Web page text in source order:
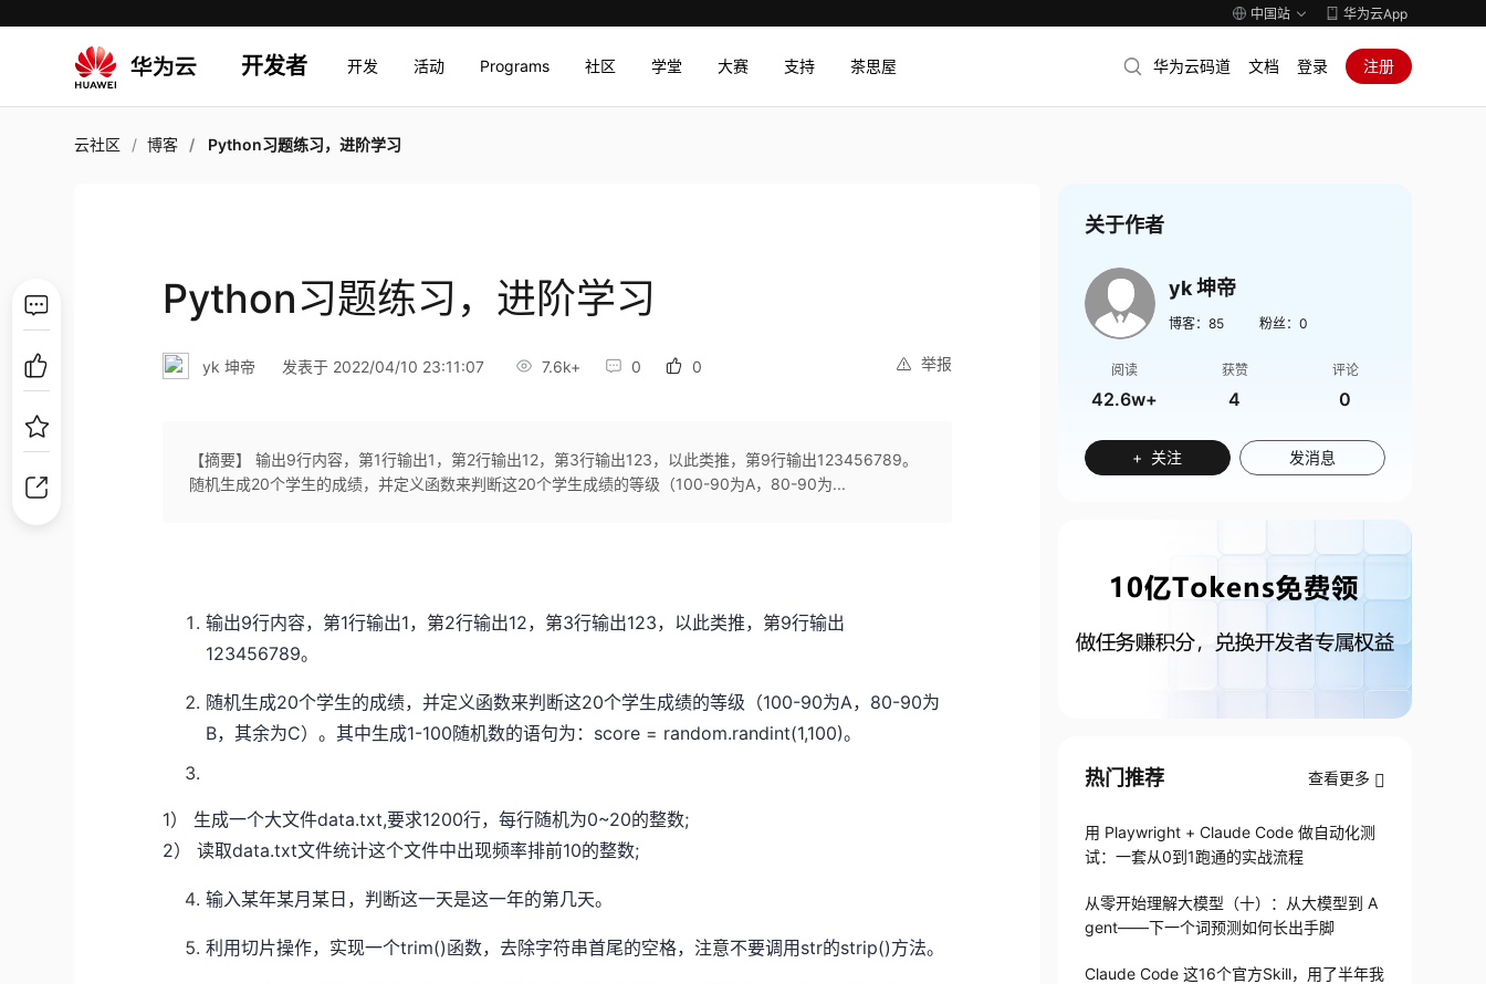
中国站 华为云App
开发者 开发 活动 Programs 社区 学堂 大赛 支持 茶思屋 华为云码道 文档 登录 注册
云社区 博客 Python习题练习，进阶学习
Python习题练习，进阶学习
举报
yk 坤帝 发表于 2022/04/10 23:11:07 7.6k+ 0 0
【摘要】 输出9行内容，第1行输出1，第2行输出12，第3行输出123，以此类推，第9行输出123456789。
随机生成20个学生的成绩，并定义函数来判断这20个学生成绩的等级（100-90为A，80-90为...
输出9行内容，第1行输出1，第2行输出12，第3行输出123，以此类推，第9行输出
123456789。
随机生成20个学生的成绩，并定义函数来判断这20个学生成绩的等级（100-90为A，80-90为
B，其余为C）。其中生成1-100随机数的语句为：score = random.randint(1,100)。
1） 生成一个大文件data.txt,要求1200行，每行随机为0~20的整数;
2） 读取data.txt文件统计这个文件中出现频率排前10的整数;
输入某年某月某日，判断这一天是这一年的第几天。
利用切片操作，实现一个trim()函数，去除字符串首尾的空格，注意不要调用str的strip()方法。
关于作者
yk 坤帝
博客： 85 粉丝： 0
阅读
42.6w+
获赞
4
评论
0
+ 关注 发消息
热门推荐 查看更多
用 Playwright + Claude Code 做自动化测
试：一套从0到1跑通的实战流程
从零开始理解大模型（十）：从大模型到 A
gent——下一个词预测如何长出手脚
Claude Code 这16个官方Skill，用了半年我